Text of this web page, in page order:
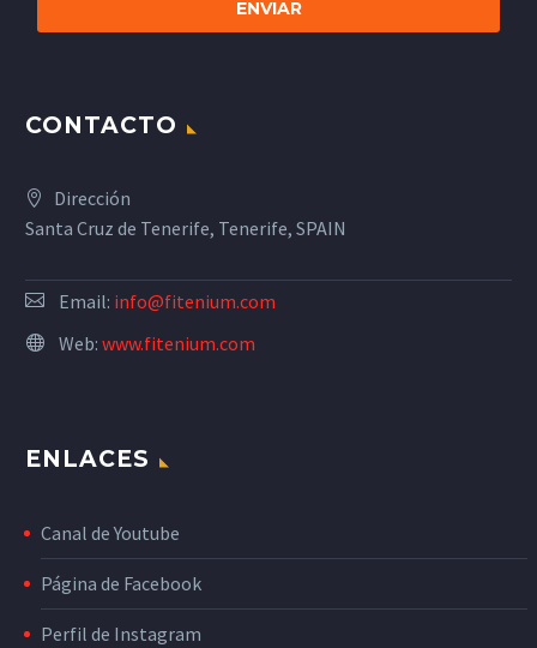
CONTACTO
Dirección
Santa Cruz de Tenerife, Tenerife, SPAIN
Email: info@fitenium.com
Web: www.fitenium.com
ENLACES
Canal de Youtube
Página de Facebook
Perfil de Instagram